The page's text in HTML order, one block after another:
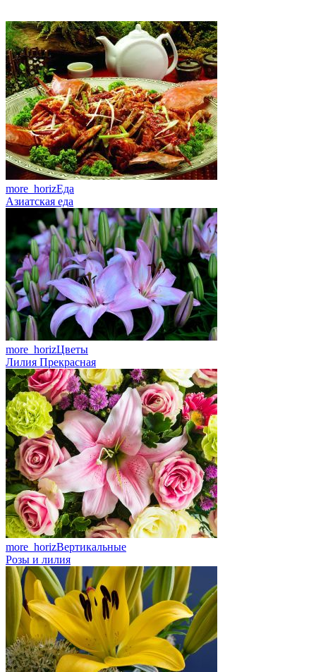
more_horizЕда
Азиатская еда
more_horizЦветы
Лилия Прекрасная
more_horizВертикальные
Розы и лилия